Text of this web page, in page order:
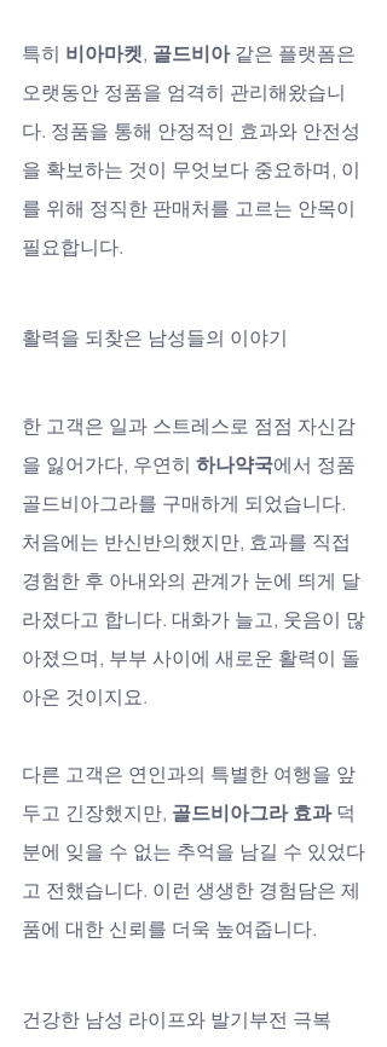
특히 비아마켓, 골드비아 같은 플랫폼은
오랫동안 정품을 엄격히 관리해왔습니
다. 정품을 통해 안정적인 효과와 안전성
을 확보하는 것이 무엇보다 중요하며, 이
를 위해 정직한 판매처를 고르는 안목이
필요합니다.
활력을 되찾은 남성들의 이야기
한 고객은 일과 스트레스로 점점 자신감
을 잃어가다, 우연히 하나약국에서 정품
골드비아그라를 구매하게 되었습니다.
처음에는 반신반의했지만, 효과를 직접
경험한 후 아내와의 관계가 눈에 띄게 달
라졌다고 합니다. 대화가 늘고, 웃음이 많
아졌으며, 부부 사이에 새로운 활력이 돌
아온 것이지요.
다른 고객은 연인과의 특별한 여행을 앞
두고 긴장했지만, 골드비아그라 효과 덕
분에 잊을 수 없는 추억을 남길 수 있었다
고 전했습니다. 이런 생생한 경험담은 제
품에 대한 신뢰를 더욱 높여줍니다.
건강한 남성 라이프와 발기부전 극복